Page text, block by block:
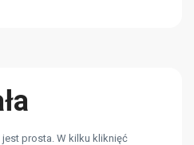
prosta. W kilku kliknięć